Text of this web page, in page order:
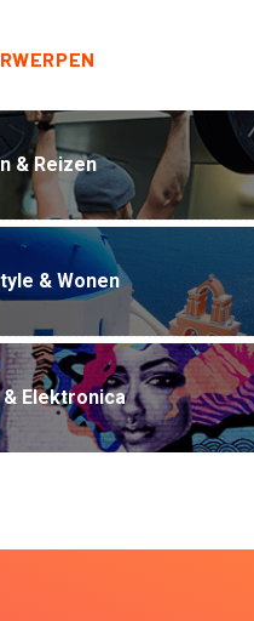
& Reizen
& Wonen
Elektronica